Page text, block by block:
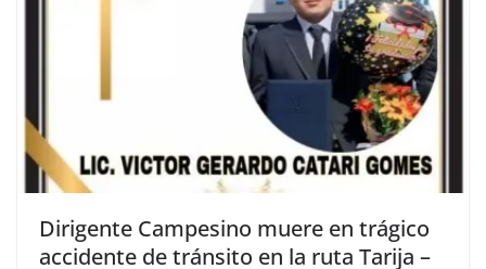
Dirigente Campesino muere en trágico
accidente de tránsito en la ruta Tarija –